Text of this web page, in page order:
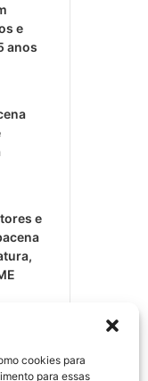
cookies para
para essas
e
anos
e